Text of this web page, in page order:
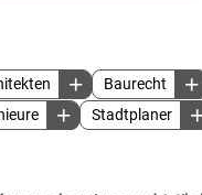
Baurecht
Stadtplaner